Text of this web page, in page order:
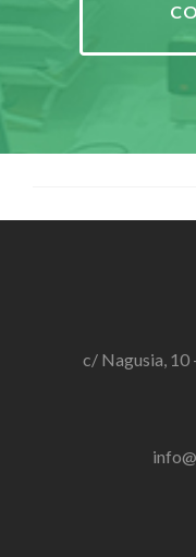
c/ Nagusia, 10